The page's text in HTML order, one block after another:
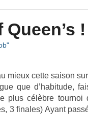
!
mieux cette saison
que d’habitude,
plus célèbre tour­noi
3 fin­ales) Ayant